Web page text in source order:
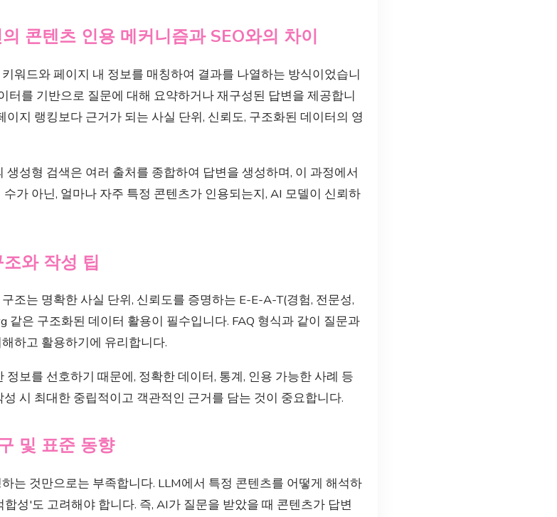
콘텐츠 인용 메커니즘과 SEO와의 차이
워드와 페이지 내 정보를 매칭하여 결과를 나열하는 방식이었습니
터를 기반으로 질문에 대해 요약하거나 재구성된 답변을 제공합니
지 랭킹보다 근거가 되는 사실 단위, 신뢰도, 구조화된 데이터의 영
생성형 검색은 여러 출처를 종합하여 답변을 생성하며, 이 과정에서
가 아닌, 얼마나 자주 특정 콘텐츠가 인용되는지, AI 모델이 신뢰하
와 작성 팁
조는 명확한 사실 단위, 신뢰도를 증명하는 E-E-A-T(경험, 전문성,
같은 구조화된 데이터 활용이 필수입니다. FAQ 형식과 같이 질문과
하고 활용하기에 유리합니다.
보를 선호하기 때문에, 정확한 데이터, 통계, 인용 가능한 사례 등
시 최대한 중립적이고 객관적인 근거를 담는 것이 중요합니다.
및 표준 동향
는 것만으로는 부족합니다. LLM에서 특정 콘텐츠를 어떻게 해석하
성'도 고려해야 합니다. 즉, AI가 질문을 받았을 때 콘텐츠가 답변